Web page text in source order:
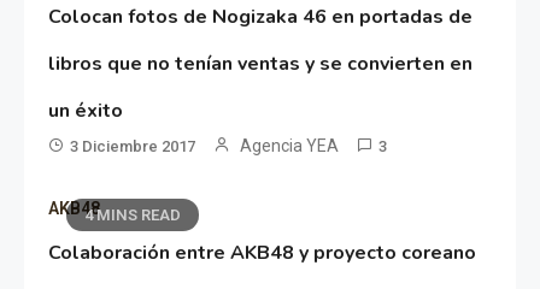
Colocan fotos de Nogizaka 46 en portadas de
libros que no tenían ventas y se convierten en
un éxito
3 Diciembre 2017 Agencia YEA 3
4 MINS READ
AKB48
Colaboración entre AKB48 y proyecto coreano